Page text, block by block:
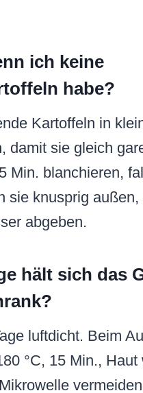
ich keine
habe?
Kartoffeln in
damit sie gleich
Min. blanchieren,
sie knusprig
abgeben.
hält sich das
luftdicht. Beim
°C, 15 Min.,